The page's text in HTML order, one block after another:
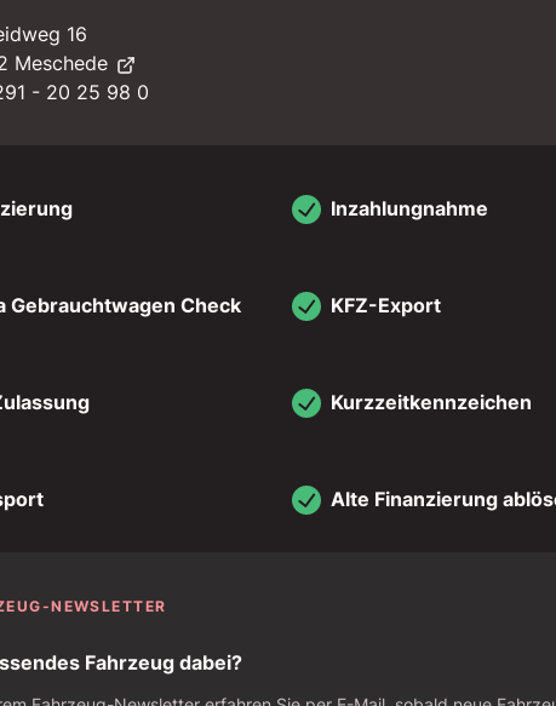
16
Meschede
- 20 25 98 0
Inzahlungnahme
Gebrauchtwagen Check KFZ-Export
Kurzzeitkennzeichen
Alte Finanzierung
NEWSLETTER
Fahrzeug dabei?